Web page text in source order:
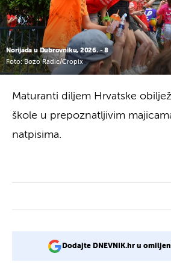
Norijada u Dubrovniku, 2026. - 8
Foto: Bozo Radic/Cropix
Maturanti diljem Hrvatske
škole u prepoznatljivim
natpisima.
Dodajte DNEVNIK.hr u